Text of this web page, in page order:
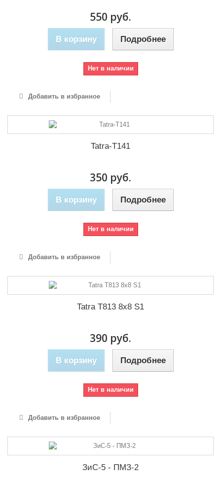
550 руб.
В корзину Подробнее
Нет в наличии
Добавить в избранное
Tatra-T141
350 руб.
В корзину Подробнее
Нет в наличии
Добавить в избранное
Tatra T813 8x8 S1
390 руб.
В корзину Подробнее
Нет в наличии
Добавить в избранное
ЗиС-5 - ПМЗ-2